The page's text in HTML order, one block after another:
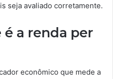
seja avaliado corretamente.
a renda per
econômico que mede a